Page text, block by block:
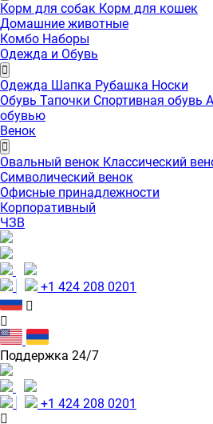
Корм для собак Корм для кошек
Домашние животные
Комбо Наборы
Одежда и Обувь
Одежда Шапка Рубашка Носки
Обувь Тапочки Спортивная обувь
обувью
Венок
Овальный венок Классический
Символический венок
Офисные принадлежности
Корпоративный
ЧЗВ
+1 424 208 0201
Поддержка 24/7
+1 424 208 0201